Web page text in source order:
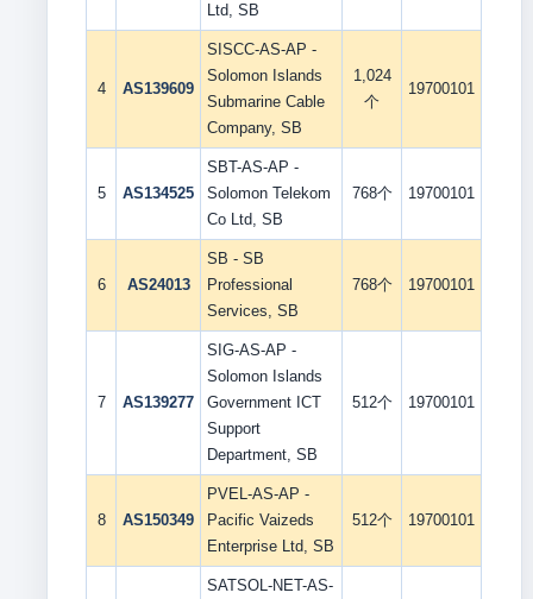
Ltd, SB
4 AS139609
SISCC-AS-AP -
Solomon Islands
Submarine Cable
Company, SB
1,024
个
19700101
5 AS134525
SBT-AS-AP -
Solomon Telekom
Co Ltd, SB
768个 19700101
6 AS24013
SB - SB
Professional
Services, SB
768个 19700101
7 AS139277
SIG-AS-AP -
Solomon Islands
Government ICT
Support
Department, SB
512个 19700101
8 AS150349
PVEL-AS-AP -
Pacific Vaizeds
Enterprise Ltd, SB
512个 19700101
SATSOL-NET-AS-